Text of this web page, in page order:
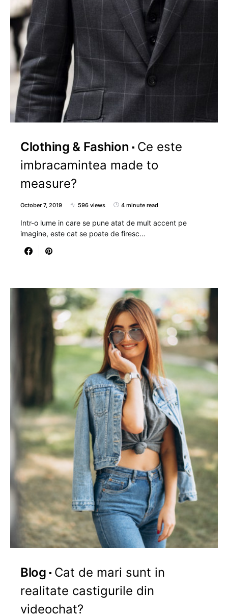
Clothing & Fashion
Ce este
imbracamintea made to
measure?
October 7, 2019 596 views 4 minute read
Intr-o lume in care se pune atat de mult accent pe
imagine, este cat se poate de firesc…
Blog
Cat de mari sunt in
realitate castigurile din
videochat?